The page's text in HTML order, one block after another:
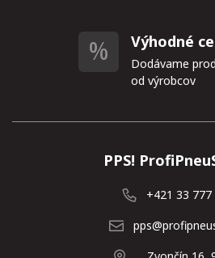
Výhodné
Dodávame
od výrobcov
PPS!
+421 33 777